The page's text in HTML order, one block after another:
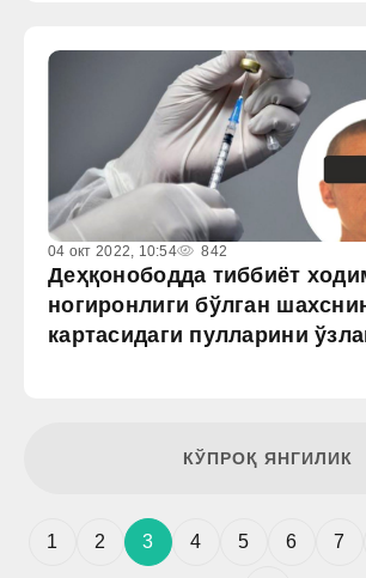
04 окт 2022, 10:54 842
Деҳқонободда тиббиёт
ногиронлиги бўлган
картасидаги пулларини
КЎПРОҚ ЯНГИЛИК
1 2 3 4 5 6 7